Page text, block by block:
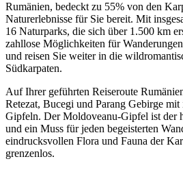
Rumänien, bedeckt zu 55% von den
Naturerlebnisse für Sie bereit. Mit
16 Naturparks, die sich über 1.500 km
zahllose Möglichkeiten für
und reisen Sie weiter in die
Südkarpaten.
Auf Ihrer geführten Reiseroute
Retezat, Bucegi und Parang Gebirge mit
Gipfeln. Der Moldoveanu-Gipfel ist der
und ein Muss für jeden begeisterten
eindrucksvollen Flora und Fauna der
grenzenlos.